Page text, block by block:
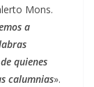
Mons.
a
quienes
calumnias».